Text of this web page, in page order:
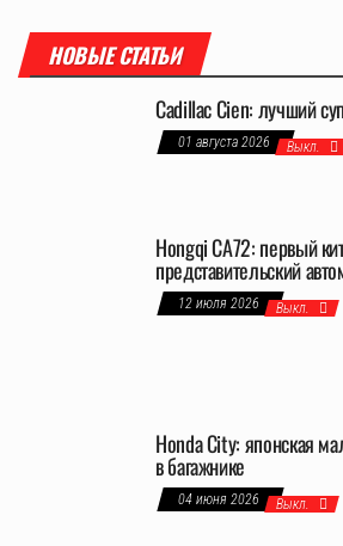
НОВЫЕ СТАТЬИ
Cadillac Cien: лучший
01 августа 2026 Выкл.
Hongqi CA72: первый
представительский
12 июля 2026 Выкл.
Honda City: японская
в багажнике
04 июня 2026 Выкл.